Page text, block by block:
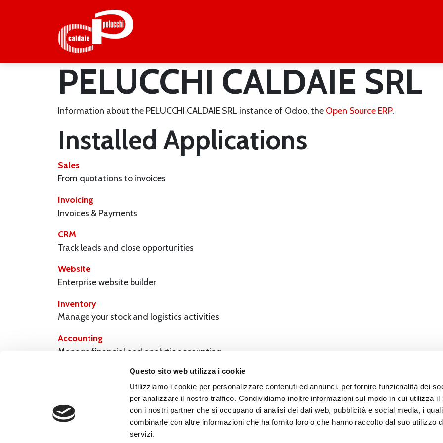
Questo sito web utilizza i cookie
Utilizziamo i cookie per personalizzare contenuti ed annunci, per fornire funzionalità dei
per analizzare il nostro traffico. Condividiamo inoltre informazioni sul modo in cui utilizza il
con i nostri partner che si occupano di analisi dei dati web, pubblicità e social media, i
combinarle con altre informazioni che ha fornito loro o che hanno raccolto dal suo utilizzo
servizi.
PELUCCHI CALDAIE SRL
Information about the PELUCCHI CALDAIE SRL instance of Odoo, the Open Source ERP.
Installed Applications
Sales
From quotations to invoices
Invoicing
Invoices & Payments
CRM
Track leads and close opportunities
Website
Enterprise website builder
Inventory
Manage your stock and logistics activities
Accounting
Manage financial and analytic accounting
Purchase orders, tenders and agreements
Project
Organize and plan your projects